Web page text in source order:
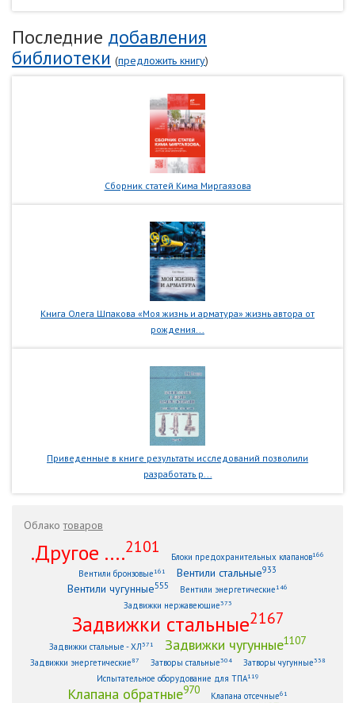
Последние добавления
библиотеки (предложить книгу)
Сборник статей Кима Миргаязова
Книга Олега Шпакова «Моя жизнь и арматура» жизнь автора от
рождения...
Приведенные в книге результаты исследований позволили
разработать р...
Облакотоваров
.Другое ....2101
Блоки предохранительных клапанов166
Вентили бронзовые161 Вентили стальные933
Вентили чугунные555 Вентили энергетические146
Задвижки нержавеющие373
Задвижки стальные2167
Задвижки стальные - ХЛ371 Задвижки чугунные1107
Задвижки энергетические87 Затворы стальные304 Затворы чугунные338
Испытательное оборудование для ТПА119
Клапана обратные970 Клапана отсечные61